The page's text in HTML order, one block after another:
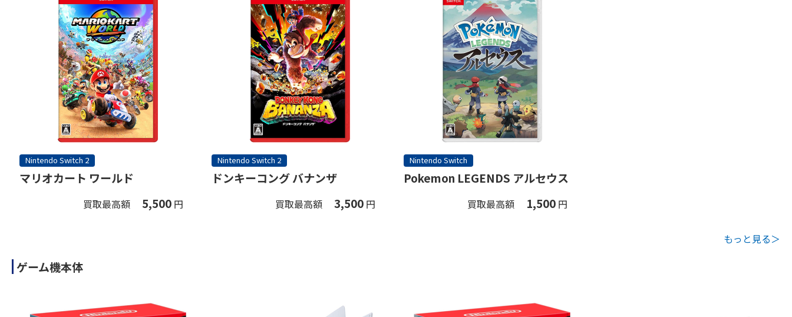
Nintendo Switch 2
マリオカート ワールド
買取最高額 5,500 円
Nintendo Switch 2
ドンキーコング バナンザ
買取最高額 3,500 円
Nintendo Switch
Pokemon LEGENDS アルセウス
買取最高額 1,500 円
もっと見る＞
ゲーム機本体